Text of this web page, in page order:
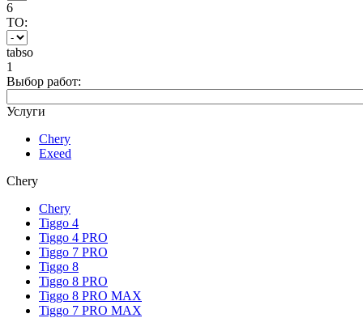
6
ТО:
tabso
1
Выбор работ:
Услуги
Chery
Exeed
Chery
Chery
Tiggo 4
Tiggo 4 PRO
Tiggo 7 PRO
Tiggo 8
Tiggo 8 PRO
Tiggo 8 PRO MAX
Tiggo 7 PRO MAX